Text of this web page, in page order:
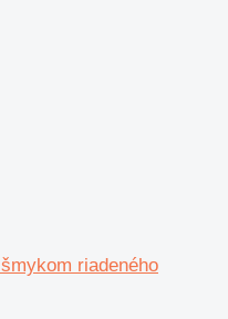
riadeného